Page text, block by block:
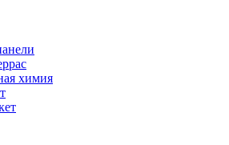
химия